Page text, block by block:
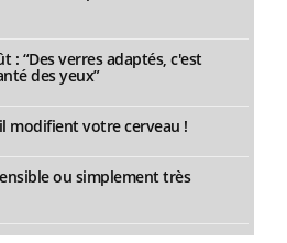
: “Des verres adaptés, c'est
des yeux”
modifient votre cerveau !
ou simplement très